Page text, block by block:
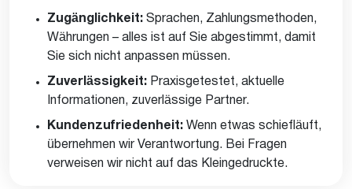
Zugänglichkeit: Sprachen, Zahlungsmethoden,
Währungen – alles ist auf Sie abgestimmt, damit
Sie sich nicht anpassen müssen.
Zuverlässigkeit: Praxisgetestet, aktuelle
Informationen, zuverlässige Partner.
Kundenzufriedenheit: Wenn etwas schiefläuft,
übernehmen wir Verantwortung. Bei Fragen
verweisen wir nicht auf das Kleingedruckte.